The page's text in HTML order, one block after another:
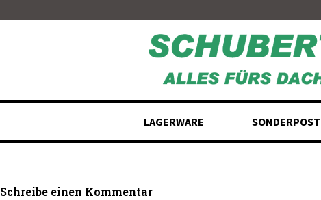
LAGERWARE
Schreibe einen Kommentar